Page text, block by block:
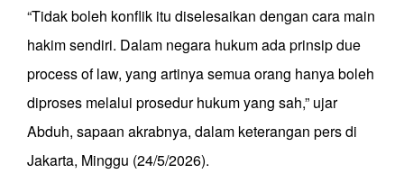
“Tidak boleh konflik itu diselesaikan dengan cara main
hakim sendiri. Dalam negara hukum ada prinsip due
process of law, yang artinya semua orang hanya boleh
diproses melalui prosedur hukum yang sah,” ujar
Abduh, sapaan akrabnya, dalam keterangan pers di
Jakarta, Minggu (24/5/2026).